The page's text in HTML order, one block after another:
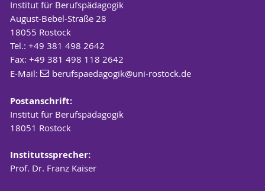
Institut für Berufspädagogik
August-Bebel-Straße 28
18055 Rostock
Tel.: +49 381 498 2642
Fax: +49 381 498 118 2642
E-Mail:
berufspaedagogik@uni-rostock.de
Postanschrift:
Institut für Berufspädagogik
18051 Rostock
Institutssprecher:
Prof. Dr. Franz Kaiser